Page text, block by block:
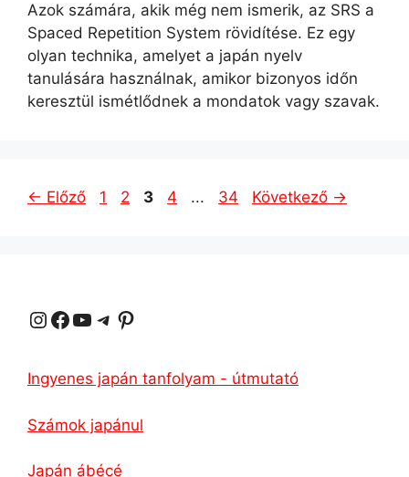
Azok számára, akik még nem ismerik, az SRS a
Spaced Repetition System rövidítése. Ez egy
olyan technika, amelyet a japán nyelv
tanulására használnak, amikor bizonyos időn
keresztül ismétlődnek a mondatok vagy szavak.
← Előző Oldal
1 Oldal
2 Oldal
3 Oldal
4 ... Oldal
34 Következő →
Instagram Facebook YouTube Távirat Pinterest
Ingyenes japán tanfolyam - útmutató
Számok japánul
Japán ábécé